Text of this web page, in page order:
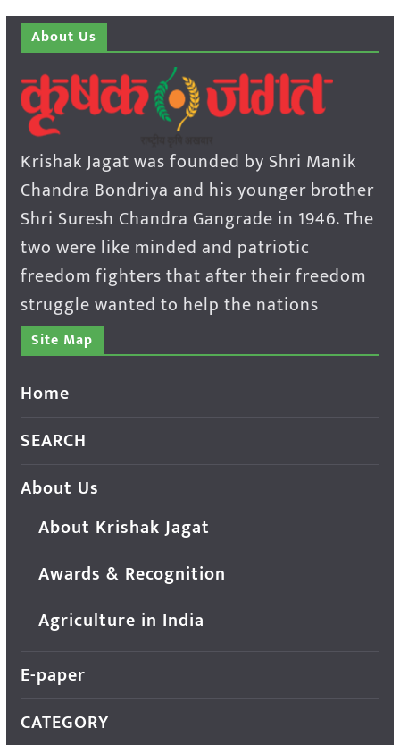
About Us
Krishak Jagat was founded by Shri Manik
Chandra Bondriya and his younger brother
Shri Suresh Chandra Gangrade in 1946. The
two were like minded and patriotic
freedom fighters that after their freedom
struggle wanted to help the nations
Site Map
Home
SEARCH
About Us
About Krishak Jagat
Awards & Recognition
Agriculture in India
E-paper
CATEGORY